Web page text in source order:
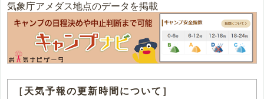
気象庁アメダス地点のデータを掲載
［天気予報の更新時間について］